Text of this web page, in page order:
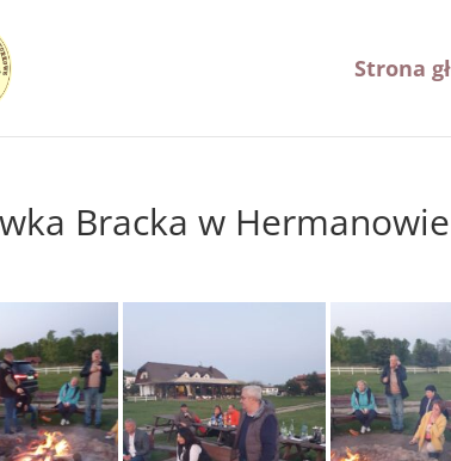
Strona
Bracka w